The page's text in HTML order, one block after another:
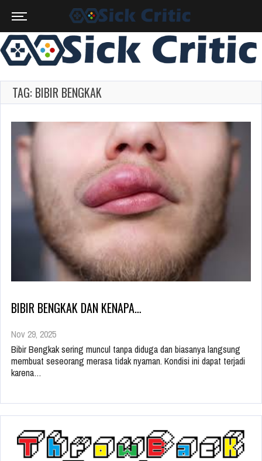
TAG: BIBIR BENGKAK
BIBIR BENGKAK DAN KENAPA…
Nov 29, 2025
Bibir Bengkak sering muncul tanpa diduga dan biasanya langsung
membuat seseorang merasa tidak nyaman. Kondisi ini dapat terjadi
karena…